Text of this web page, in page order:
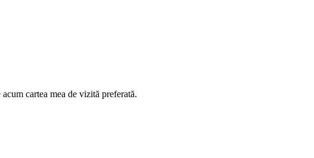
cartea mea de vizită preferată.